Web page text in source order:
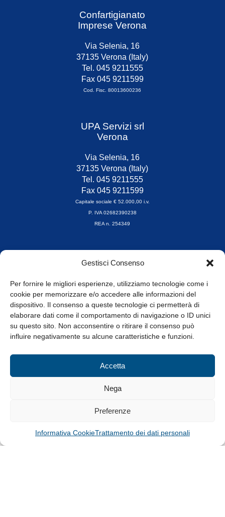
Gestisci Consenso
Per fornire le migliori esperienze, utilizziamo tecnologie come i
cookie per memorizzare e/o accedere alle informazioni del
dispositivo. Il consenso a queste tecnologie ci permetterà di
elaborare dati come il comportamento di navigazione o ID unici
su questo sito. Non acconsentire o ritirare il consenso può
influire negativamente su alcune caratteristiche e funzioni.
Accetta
Nega
Preferenze
Informativa CookieTrattamento dei dati personali
Confartigianato
Imprese Verona
Via Selenia, 16
37135 Verona (Italy)
Tel. 045 9211555
Fax 045 9211599
Cod. Fisc. 80013600236
UPA Servizi srl
Verona
Via Selenia, 16
37135 Verona (Italy)
Tel. 045 9211555
Fax 045 9211599
Capitale sociale € 52.000,00 i.v.
P. IVA 02682390238
REA n. 254349
Orari di apertura
8.30-13.00 / 14.00-17.30
Whistleblowing
© Tutti i diritti riservati
Privacy Policy e Cookie|Informativa Cookie